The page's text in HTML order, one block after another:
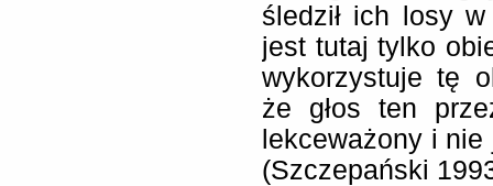
śledził ich losy
jest tutaj tylko
wykorzystuje tę
że głos ten
lekceważony i nie
(Szczepański